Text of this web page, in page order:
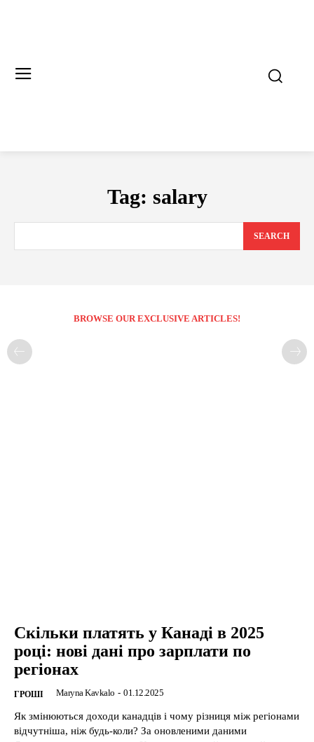
Tag: salary
SEARCH
BROWSE OUR EXCLUSIVE ARTICLES!
Скільки платять у Канаді в 2025
році: нові дані про зарплати по
регіонах
ГРОШІ Maryna Kavkalo - 01.12.2025
Як змінюються доходи канадців і чому різниця між регіонами
відчутніша, ніж будь-коли? За оновленими даними